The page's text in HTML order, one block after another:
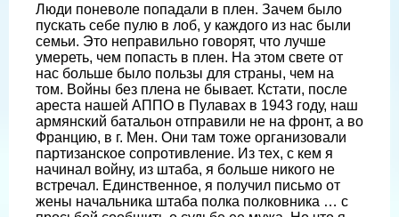
Люди поневоле попадали в плен. Зачем было
пускать себе пулю в лоб, у каждого из нас были
семьи. Это неправильно говорят, что лучше
умереть, чем попасть в плен. На этом свете от
нас больше было пользы для страны, чем на
том. Войны без плена не бывает. Кстати, после
ареста нашей АППО в Пулавах в 1943 году, наш
армянский батальон отправили не на фронт, а во
Францию, в г. Мен. Они там тоже организовали
партизанское сопротивление. Из тех, с кем я
начинал войну, из штаба, я больше никого не
встречал. Единственное, я получил письмо от
жены начальника штаба полка полковника … с